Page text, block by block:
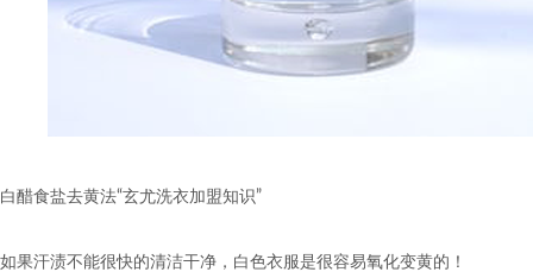
白醋食盐去黄法“玄尤洗衣加盟知识”
如果汗渍不能很快的清洁干净，白色衣服是很容易氧化变黄的！